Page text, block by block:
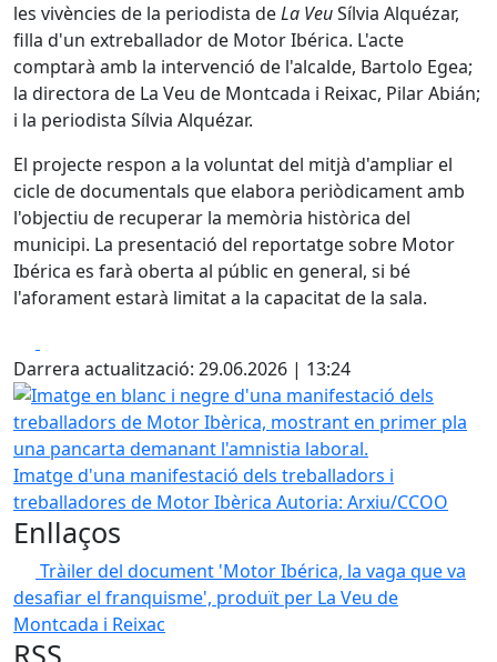
les vivències de la periodista deLa VeuSílvia Alquézar,
filla d'un extreballador de Motor Ibérica. L'acte
comptarà amb la intervenció de l'alcalde, Bartolo Egea;
la directora de La Veu de Montcada i Reixac, Pilar Abián;
i la periodista Sílvia Alquézar.
El projecte respon a la voluntat del mitjà d'ampliar el
cicle de documentals que elabora periòdicament amb
l'objectiu de recuperar la memòria històrica del
municipi. La presentació del reportatge sobre Motor
Ibérica es farà oberta al públic en general, si bé
l'aforament estarà limitat a la capacitat de la sala.
Darrera actualització: 29.06.2026 | 13:24
Imatge en blanc i negre d'una manifestació dels
Imatge d'una manifestació dels treballadors i
treballadores de Motor Ibèrica Autoria: Arxiu/CCOO
Enllaços
Tràiler del document 'Motor Ibérica, la vaga que va
desafiar el franquisme', produït per La Veu de
Montcada i Reixac
RSS